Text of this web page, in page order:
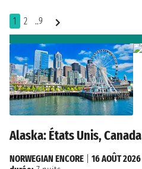
1 2 ..9
Alaska: États Unis, Canada
NORWEGIAN ENCORE
16 AOÛT 2026